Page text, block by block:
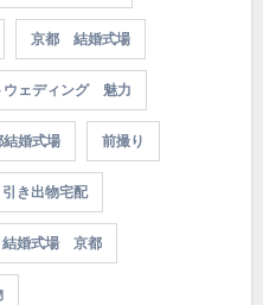
京都 結婚式場
ウェディング 魅力
結婚式場 前撮り
引き出物宅配
結婚式場 京都